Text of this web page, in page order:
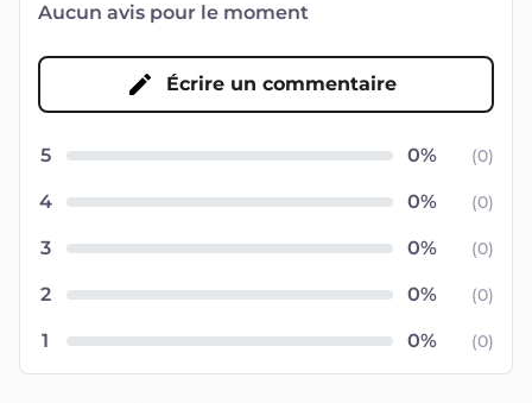
Aucun avis pour le moment
Écrire un commentaire
5 (0)
4 (0)
3 (0)
2 (0)
1 (0)